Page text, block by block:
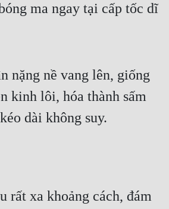
ma ngay tại cấp tốc dĩ
nặng nề vang lên, giống
kinh lôi, hóa thành sấm
dài không suy.
rất xa khoảng cách, đám